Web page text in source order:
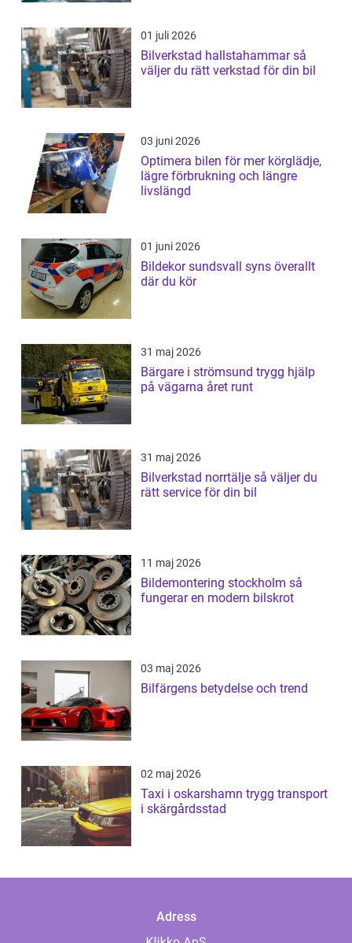
01 juli 2026
Bilverkstad hallstahammar så
väljer du rätt verkstad för din bil
03 juni 2026
Optimera bilen för mer körglädje,
lägre förbrukning och längre
livslängd
01 juni 2026
Bildekor sundsvall syns överallt
där du kör
31 maj 2026
Bärgare i strömsund trygg hjälp
på vägarna året runt
31 maj 2026
Bilverkstad norrtälje så väljer du
rätt service för din bil
11 maj 2026
Bildemontering stockholm så
fungerar en modern bilskrot
03 maj 2026
Bilfärgens betydelse och trend
02 maj 2026
Taxi i oskarshamn trygg transport
i skärgårdsstad
Adress